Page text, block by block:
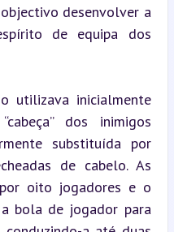
desenvolver a
de equipa dos
utilizava inicialmente
dos inimigos
substituída por
de cabelo. As
oito jogadores e o
bola de jogador para